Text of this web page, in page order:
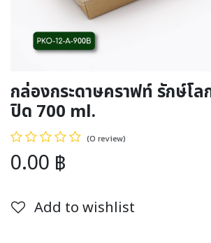
กล่องกระดาษคราฟท์ รักษ์โ
ปิด 700 ml.
(0 review)
0.00 ฿
Add to wishlist